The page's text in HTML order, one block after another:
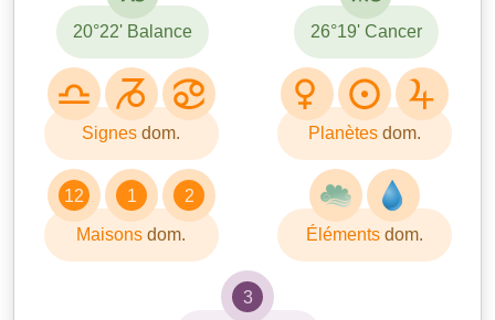
20°22' Balance 26°19' Cancer
Signes dom. Planètes dom.
12 1 2
Maisons dom. Éléments dom.
3